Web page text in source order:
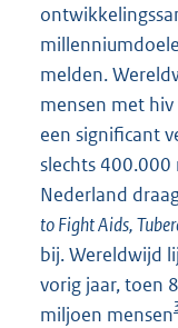
melden.
mensen met
een significant
slechts
Nederland
to Fight Aids,
bij. Wereldwijd
vorig jaar, toen
miljoen mensen